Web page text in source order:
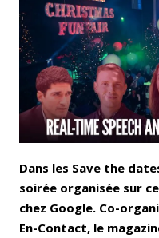
Email
Bluesky
Dans les Save the
soirée organisée sur
chez Google. Co-
En-Contact, le